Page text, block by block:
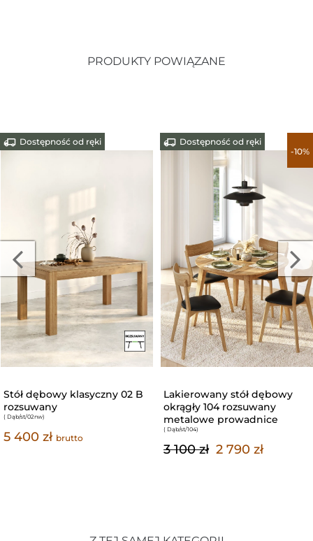
PRODUKTY POWIĄZANE
Dostępność od ręki
Stół dębowy klasyczny 02 B
rozsuwany
( Dąb/st/02nw)
5 400 zł brutto
Dostępność od ręki
-10%
Lakierowany stół dębowy
okrągły 104 rozsuwany
metalowe prowadnice
( Dąb/st/104)
3 100 zł 2 790 zł